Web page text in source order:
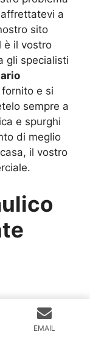
a
sito
è il vostro
gli specialisti
fornito e si
sempre a
e spurghi
di meglio
il vostro
24 Ore
EMAIL